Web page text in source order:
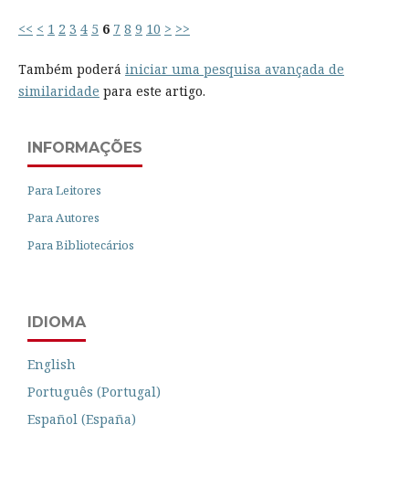
<< < 1 2 3 4 5 6 7 8 9 10 > >>
Também poderá iniciar uma pesquisa avançada de
similaridade para este artigo.
INFORMAÇÕES
Para Leitores
Para Autores
Para Bibliotecários
IDIOMA
English
Português (Portugal)
Español (España)